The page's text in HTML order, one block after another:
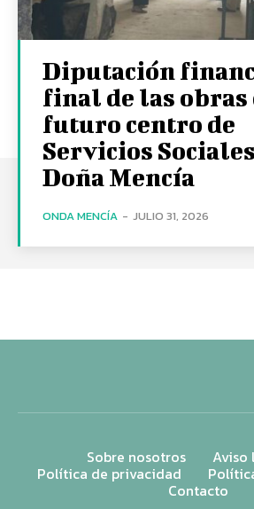
Diputación
final de las obras
futuro centro de
Servicios
Doña Mencía
ONDA MENCÍA - JULIO 31, 2026
Sobre nosotros Aviso
Política de privacidad
Contacto